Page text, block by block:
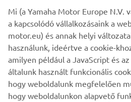
to today’s breed of fast,
adventure boats - and to get the
their fun-loving, thrill-seeking
DISCOVER THE FULL
Mi (a Yamaha Motor Europe N.V.
a kapcsolódó vállalkozásaink a
motor.eu) és annak helyi
használunk, ideértve a cookie-
amilyen például a JavaScript és
általunk használt funkcionális
hogy weboldalunk megfelelően
hogy weboldalunkon alapvető